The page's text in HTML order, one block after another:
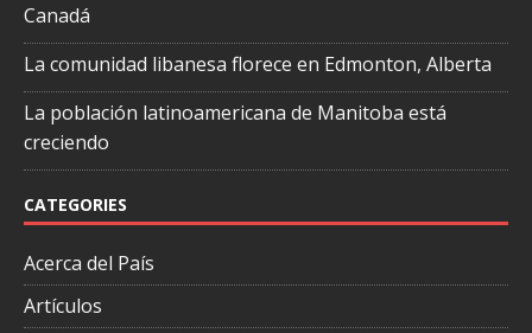
Canadá
La comunidad libanesa florece en Edmonton, Alberta
La población latinoamericana de Manitoba está
creciendo
CATEGORIES
Acerca del País
Artículos